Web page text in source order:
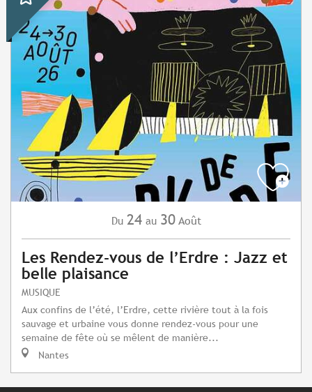
Du 24 au 30 Août
Les Rendez-vous de l’Erdre : Jazz et
belle plaisance
MUSIQUE
Aux confins de l’été, l’Erdre, cette rivière tout à la fois
sauvage et urbaine vous donne rendez-vous pour une
semaine de fête où se mêlent de manière...
Nantes